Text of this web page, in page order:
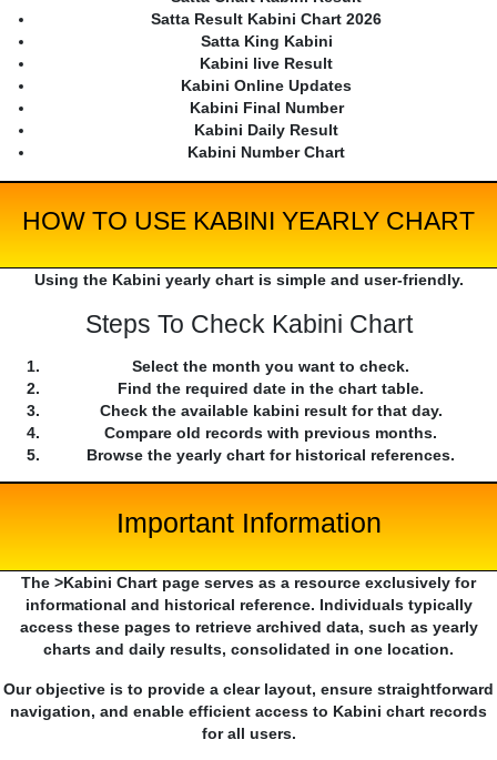
Satta Result Kabini Chart 2026
Satta King Kabini
Kabini live Result
Kabini Online Updates
Kabini Final Number
Kabini Daily Result
Kabini Number Chart
HOW TO USE KABINI YEARLY CHART
Using the Kabini yearly chart is simple and user-friendly.
Steps To Check Kabini Chart
Select the month you want to check.
Find the required date in the chart table.
Check the available kabini result for that day.
Compare old records with previous months.
Browse the yearly chart for historical references.
Important Information
The >Kabini Chart page serves as a resource exclusively for
informational and historical reference. Individuals typically
access these pages to retrieve archived data, such as yearly
charts and daily results, consolidated in one location.
Our objective is to provide a clear layout, ensure straightforward
navigation, and enable efficient access to Kabini chart records
for all users.